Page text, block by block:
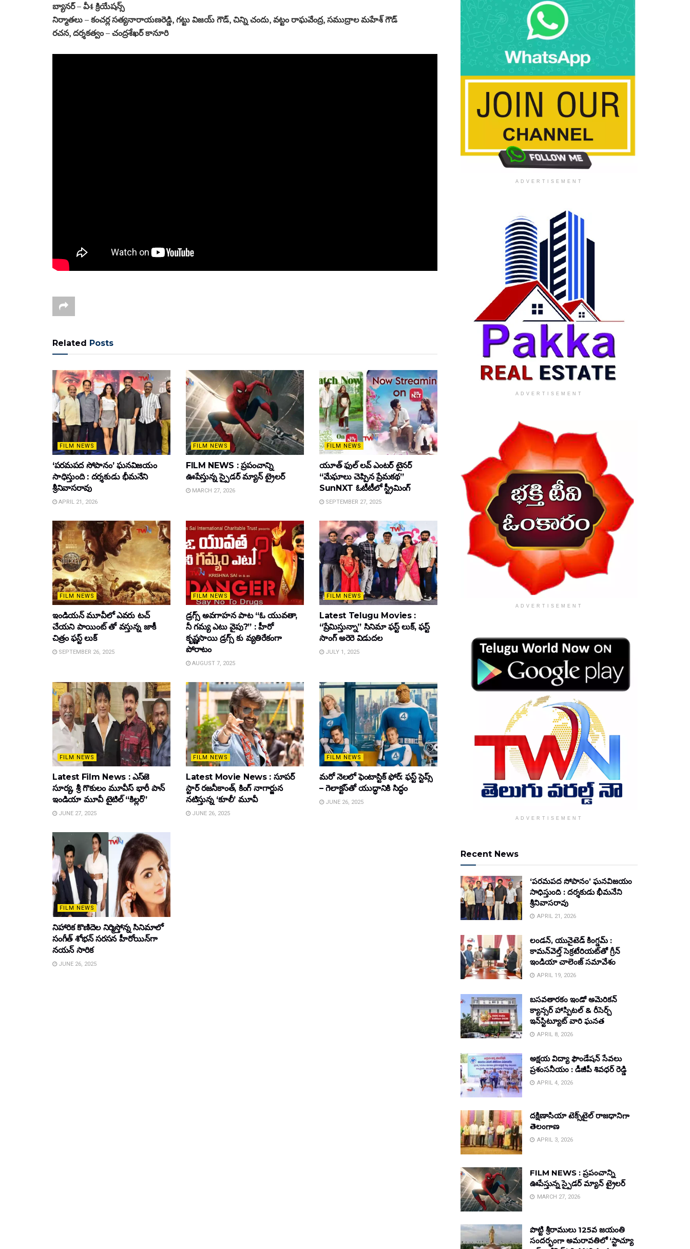
బ్యానర్ – వీ4 క్రియేషన్స్
నిర్మాతలు – కంచర్ల సత్యనారాయణరెడ్డి, గట్టు విజయ్ గౌడ్, చిన్ని చందు, వట్టం రాఘవేంద్ర, సముద్రాల మహేశ్ గౌడ్
రచన, దర్శకత్వం – చంద్రశేఖర్ కానూరి
Related Posts
FILM NEWS
‘పరమపద సోపానం’ ఘనవిజయం
సాధిస్తుంది : దర్శకుడు భీమనేని
శ్రీనివాసరావు
APRIL 21, 2026
FILM NEWS
FILM NEWS : ప్రపంచాన్ని
ఊపేస్తున్న స్పైడర్ మ్యాన్ ట్రైలర్
MARCH 27, 2026
FILM NEWS
యూత్ ఫుల్ లవ్ ఎంటర్ టైనర్
“మేఘాలు చెప్పిన ప్రేమకథ”
SunNXT ఓటీటీలో స్ట్రీమింగ్
SEPTEMBER 27, 2025
FILM NEWS
ఇండియన్ మూవీలో ఎవరు టచ్
చేయని పాయింట్ తో వస్తున్న జాకీ
చిత్రం ఫస్ట్ లుక్
SEPTEMBER 26, 2025
FILM NEWS
డ్రగ్స్ అవగాహన పాట “ఓ యువతా,
నీ గమ్య ఎటు వైపు?” : హీరో
కృష్ణసాయి డ్రగ్స్ కు వ్యతిరేకంగా
పోరాటం
AUGUST 7, 2025
FILM NEWS
Latest Telugu Movies :
“ప్రేమిస్తున్నా” సినిమా ఫస్ట్ లుక్, ఫస్ట్
సాంగ్ అరెరె విడుదల
JULY 1, 2025
FILM NEWS
Latest Film News : ఎస్‌జె
సూర్య, శ్రీ గొకులం మూవీస్‌ భారీ పాన్‌
ఇండియా మూవీ టైటిల్ “కిల్లర్”
JUNE 27, 2025
FILM NEWS
Latest Movie News : సూపర్
స్టార్ రజనీకాంత్, కింగ్ నాగార్జున
నటిస్తున్న ‘కూలీ’ మూవీ
JUNE 26, 2025
FILM NEWS
మరో నెలలో ఫెంటాస్టిక్ ఫోర్: ఫస్ట్ స్టెప్స్
– గెలాక్టస్‌తో యుద్ధానికి సిద్ధం
JUNE 26, 2025
FILM NEWS
నిహారిక కొణిదెల నిర్మిస్తోన్న సినిమాలో
సంగీత్ శోభన్ సరసన హీరోయిన్‌గా
నయన్ సారిక
JUNE 26, 2025
ADVERTISEMENT
ADVERTISEMENT
ADVERTISEMENT
ADVERTISEMENT
Recent News
‘పరమపద సోపానం’ ఘనవిజయం
సాధిస్తుంది : దర్శకుడు భీమనేని
శ్రీనివాసరావు
APRIL 21, 2026
లండన్, యునైటెడ్ కింగ్డమ్ :
కామన్‌వెల్త్ సెక్రటేరియట్‌తో గ్రీన్
ఇండియా చాలెంజ్ సమావేశం
APRIL 19, 2026
బసవతారకం ఇండో అమెరికన్
క్యాన్సర్ హాస్పిటల్ & రీసెర్చ్
ఇన్‌స్టిట్యూట్ వారి ఘనత
APRIL 8, 2026
అక్షయ విద్యా ఫౌండేషన్ సేవలు
ప్రశంసనీయం : డీజీపీ శివధర్ రెడ్డి
APRIL 4, 2026
దక్షిణాసియా టెక్స్‌టైల్ రాజధానిగా
తెలంగాణ
APRIL 3, 2026
FILM NEWS : ప్రపంచాన్ని
ఊపేస్తున్న స్పైడర్ మ్యాన్ ట్రైలర్
MARCH 27, 2026
పొట్టి శ్రీరాములు 125వ జయంతి
సందర్భంగా అమరావతిలో ‘స్టాచ్యూ